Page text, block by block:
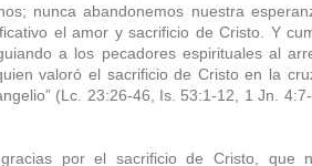
nunca abandonemos nuestra
el amor y sacrificio de Cristo. Y
a los pecadores espirituales al
valoró el sacrificio de Cristo en la
(Lc. 23:26-46, Is. 53:1-12, 1 Jn.
por el sacrificio de Cristo, que